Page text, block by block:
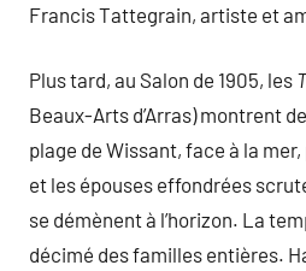
Francis Tattegrain, artiste et
Plus tard, au Salon de 1905, les
Beaux-Arts d’Arras) montrent
plage de Wissant, face à la
et les épouses effondrées
se démènent à l’horizon. La
décimé des familles entières.